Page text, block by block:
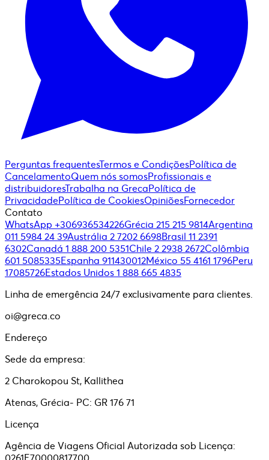
Perguntas frequentesTermos e CondiçõesPolítica de
CancelamentoQuem nós somosProfissionais e
distribuidoresTrabalha na GrecaPolítica de
PrivacidadePolítica de CookiesOpiniõesFornecedor
Contato
WhatsApp +306936534226Grécia 215 215 9814Argentina
011 5984 24 39Austrália 2 7202 6698Brasil 11 2391
6302Canadá 1 888 200 5351Chile 2 2938 2672Colômbia
601 5085335Espanha 911430012México 55 4161 1796Peru
17085726Estados Unidos 1 888 665 4835
Linha de emergência 24/7 exclusivamente para clientes.
oi@greca.co
Endereço
Sede da empresa:
2 Charokopou St, Kallithea
Atenas, Grécia- PC: GR 176 71
Licença
Agência de Viagens Oficial Autorizada sob Licença:
0261E70000817700